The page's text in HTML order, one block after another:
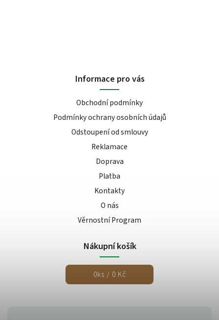
Informace pro vás
Obchodní podmínky
Podmínky ochrany osobních údajů
Odstoupení od smlouvy
Reklamace
Doprava
Platba
Kontakty
O nás
Věrnostní Program
Nákupní košík
0ks / 0 Kč